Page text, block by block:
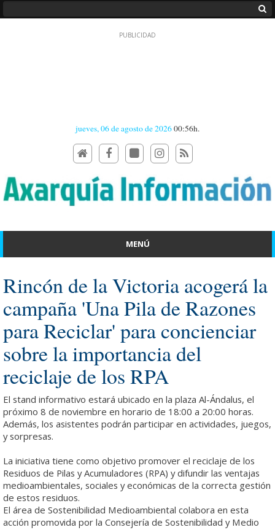
jueves, 06 de agosto de 202600:56h.
MENÚ
Rincón de la Victoria acogerá la
campaña 'Una Pila de Razones
para Reciclar' para concienciar
sobre la importancia del
reciclaje de los RPA
El stand informativo estará ubicado en la plaza Al-Ándalus, el
próximo 8 de noviembre en horario de 18:00 a 20:00 horas.
Además, los asistentes podrán participar en actividades, juegos,
y sorpresas.
La iniciativa tiene como objetivo promover el reciclaje de los
Residuos de Pilas y Acumuladores (RPA) y difundir las ventajas
medioambientales, sociales y económicas de la correcta gestión
de estos residuos.
El área de Sostenibilidad Medioambiental colabora en esta
acción promovida por la Consejería de Sostenibilidad y Medio